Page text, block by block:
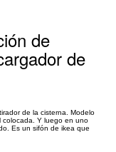
de
de
de la cisterna. Modelo
colocada. Y luego en uno
Es un sifón de ikea que